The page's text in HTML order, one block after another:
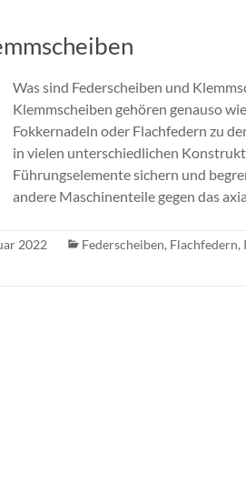
Was sind Federscheiben und
Klemmscheiben gehören genauso
Fokkernadeln oder Flachfedern zu
in vielen unterschiedlichen
Führungselemente sichern und
andere Maschinenteile gegen das
2022 Federscheiben, Flachfedern,